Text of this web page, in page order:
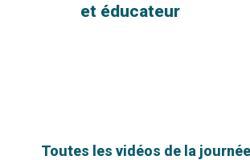
et éducateur
Toutes les vidéos de la